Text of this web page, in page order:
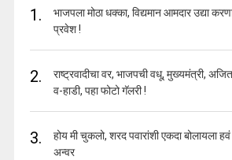
1.
भाजपला मोठा धक्का, विद्यमान आमदार उद्या
प्रवेश !
2.
राष्ट्रवादीचा वर, भाजपची वधू, मुख्यमंत्री,
व-हाडी, पहा फोटो गॅलरी !
3.
होय मी चुकलो, शरद पवारांशी एकदा बोलायला
अन्वर